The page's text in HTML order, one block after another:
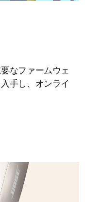
なファームウェ
手し、オンライ